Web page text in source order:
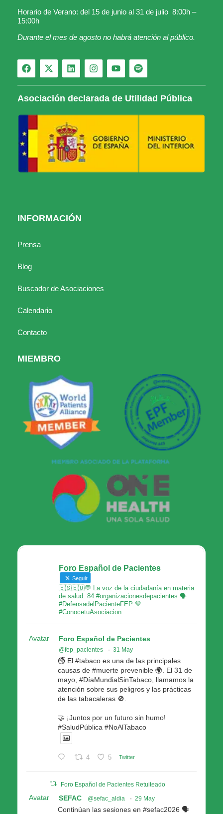
Horario de Verano: del 15 de junio al 31 de julio 8:00h –
15:00h
Durante el mes de agosto no habrá atención al público.
Asociación declarada de Utilidad Pública
INFORMACIÓN
Prensa
Blog
Buscador de Asociaciones
Calendario
Contacto
MIEMBRO
Foro Español de Pacientes
Seguir
🇪🇸🇪🇺💬 La voz de la ciudadanía en materia
de salud. 84 #organizacionesdepacientes 🗣
#DefensadelPacienteFEP 💚
#ConocetuAsociacion
Avatar Foro Español de Pacientes
@fep_pacientes · 31 May
🚭 El #tabaco es una de las principales
causas de #muerte prevenible 🌍. El 31 de
mayo, #DíaMundialSinTabaco, llamamos la
atención sobre sus peligros y las prácticas
de las tabacaleras 🚫.
🤝 ¡Juntos por un futuro sin humo!
#SaludPública #NoAlTabaco
4 5 Twitter
Foro Español de Pacientes Retuiteado
Avatar SEFAC @sefac_aldia · 29 May
Continúan las sesiones en #sefac2026 🗣️